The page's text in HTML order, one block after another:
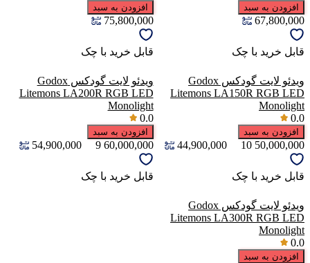
افزودن به سبد
67,800,000
قابل خرید با چک
افزودن به سبد
75,800,000
قابل خرید با چک
ویدئو لایت گودکس Godox
Litemons LA150R RGB LED
Monolight
0.0
افزودن به سبد
50,000,000
10
44,900,000
قابل خرید با چک
ویدئو لایت گودکس Godox
Litemons LA200R RGB LED
Monolight
0.0
افزودن به سبد
60,000,000
9
54,900,000
قابل خرید با چک
ویدئو لایت گودکس Godox
Litemons LA300R RGB LED
Monolight
0.0
افزودن به سبد